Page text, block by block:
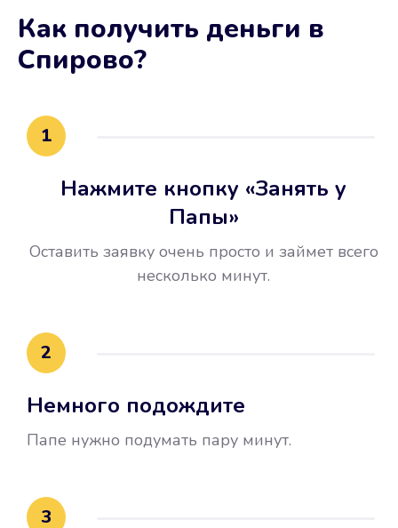
Не потребовались справки, залоги
и поручители. Папа вам доверяет.
воспользовались бесплатной
это открыло новые возможности в
Как получить деньги в
Спирово?
1
Нажмите кнопку «Занять у
Папы»
Оставить заявку очень просто и займет всего
несколько минут.
2
Немного подождите
Папе нужно подумать пару минут.
3